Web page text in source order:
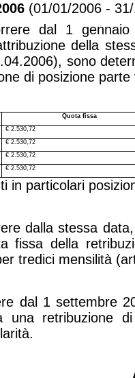
(01/01/2006 -
dal 1 gennaio
della
sono
di posizione parte
Quota fissa
€ 2.530,72
€ 2.530,72
€ 2.530,72
€ 2.530,72
in particolari
dalla stessa
fissa della
tredici mensilità
dal 1 settembre
una retribuzione